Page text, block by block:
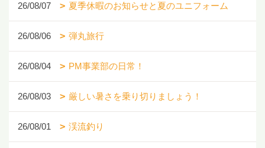
26/08/07 夏季休暇のお知らせと夏のユニフォーム
26/08/06 弾丸旅行
26/08/04 PM事業部の日常！
26/08/03 厳しい暑さを乗り切りましょう！
26/08/01 渓流釣り